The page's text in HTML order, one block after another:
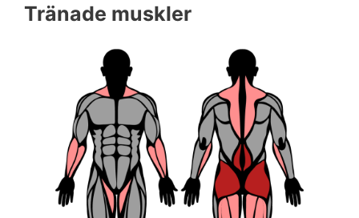
Tränade muskler